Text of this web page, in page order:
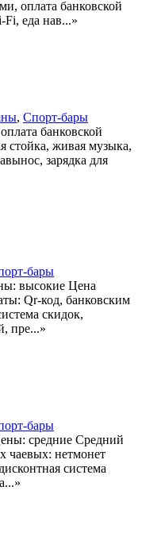
оплата банковской
еда нав...»
, Спорт-бары
банковской
стойка, живая музыка,
зарядка для
бары
высокие Цена
Qr-код, банковским
скидок,
пре...»
бары
средние Средний
чаевых: нетмонет
система